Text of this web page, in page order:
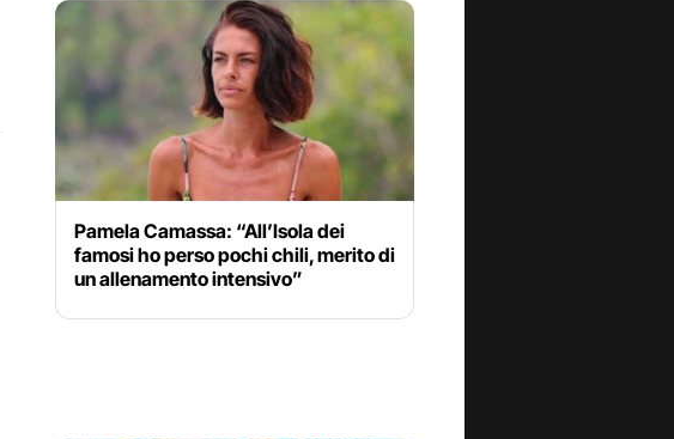
Pamela Camassa: “All’Isola dei
famosi ho perso pochi chili, merito di
un allenamento intensivo”